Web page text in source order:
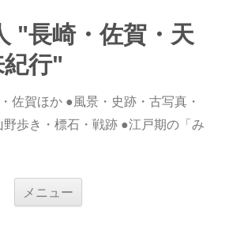
"長崎・佐賀・天
行"
佐賀ほか ●風景・史跡・古写真・
歩き・標石・戦跡 ●江戸期の「み
メニュー